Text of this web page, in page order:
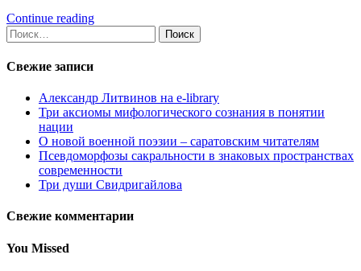
Отправить
Continue reading
Найти:
Свежие записи
Александр Литвинов на e-library
Три аксиомы мифологического сознания в понятии
нации
О новой военной поэзии – саратовским читателям
Псевдоморфозы сакральности в знаковых пространствах
современности
Три души Свидригайлова
Свежие комментарии
You Missed